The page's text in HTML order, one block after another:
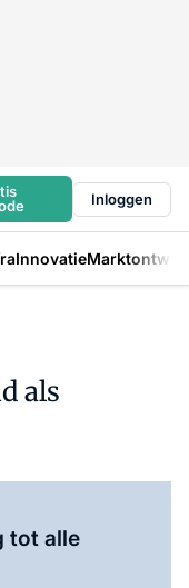
Inloggen
Innovatie
als
tot alle